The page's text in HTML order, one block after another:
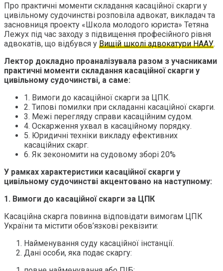
Про практичні моменти складання касаційної скарги у
цивільному судочинстві розповіла адвокат, викладач та
засновниця проекту «Школа молодого юриста» Тетяна
Лежух під час заходу з підвищення професійного рівня
адвокатів, що відбувся у Вищій школі адвокатури НААУ.
Лектор докладно проаналізувала разом з учасниками
практичні моменти складання касаційної скарги у
цивільному судочинстві, а саме:
1. Вимоги до касаційної скарги за ЦПК.
2. Типові помилки при складанні касаційної скарги.
3. Межі перегляду справи касаційним судом.
4. Оскарження ухвал в касаційному порядку.
5. Юридичні техніки викладу ефективних
касаційних скарг.
6. Як зекономити на судовому зборі 20%
У рамках характеристики касаційної скарги у
цивільному судочинстві акцентовано на наступному:
1. Вимоги до касаційної скарги за ЦПК
Касаційна скарга повинна відповідати вимогам ЦПК
України та містити обов’язкові реквізити:
Найменування суду касаційної інстанції.
Дані особи, яка подає скаргу: